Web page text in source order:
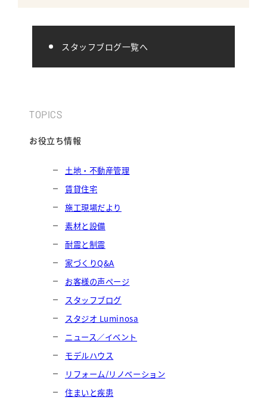
スタッフブログ一覧へ
TOPICS
お役立ち情報
土地・不動産管理
賃貸住宅
施工現場だより
素材と設備
耐震と制震
家づくりQ&A
お客様の声ページ
スタッフブログ
スタジオ Luminosa
ニュース／イベント
モデルハウス
リフォーム/リノベーション
住まいと疾患